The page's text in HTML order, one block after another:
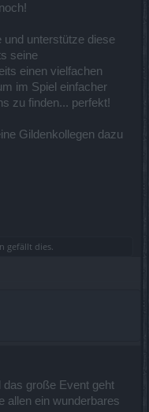
und unterstütze diese
seine
einen vielfachen
im Spiel einfacher
zu finden... perfekt!
Gildenkollegen dazu
gefällt dies.
das große Event geht
allen ein wunderbares